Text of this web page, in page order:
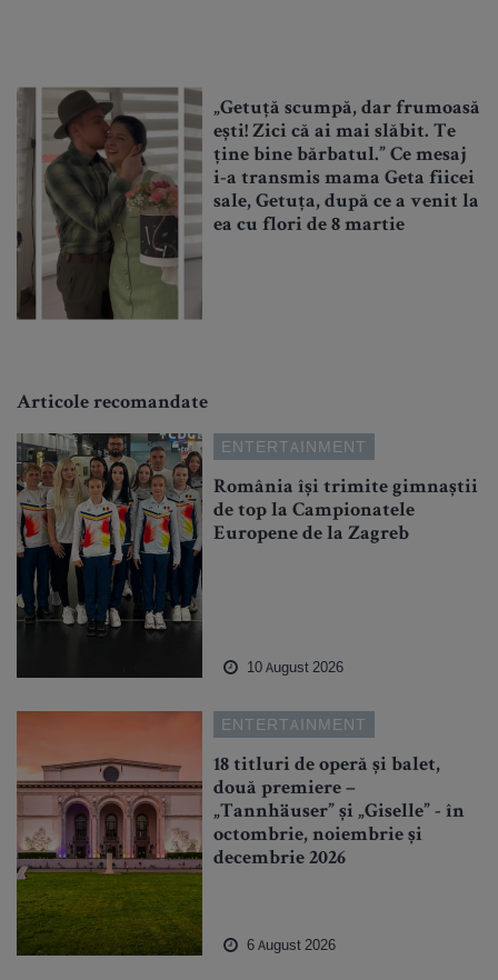
„Getuță scumpă, dar frumoasă
ești! Zici că ai mai slăbit. Te
ține bine bărbatul.” Ce mesaj
i-a transmis mama Geta fiicei
sale, Getuța, după ce a venit la
ea cu flori de 8 martie
Articole recomandate
ENTERTAINMENT
România își trimite gimnaștii
de top la Campionatele
Europene de la Zagreb
10 August 2026
ENTERTAINMENT
18 titluri de operă și balet,
două premiere –
„Tannhäuser” și „Giselle” - în
octombrie, noiembrie și
decembrie 2026
6 August 2026